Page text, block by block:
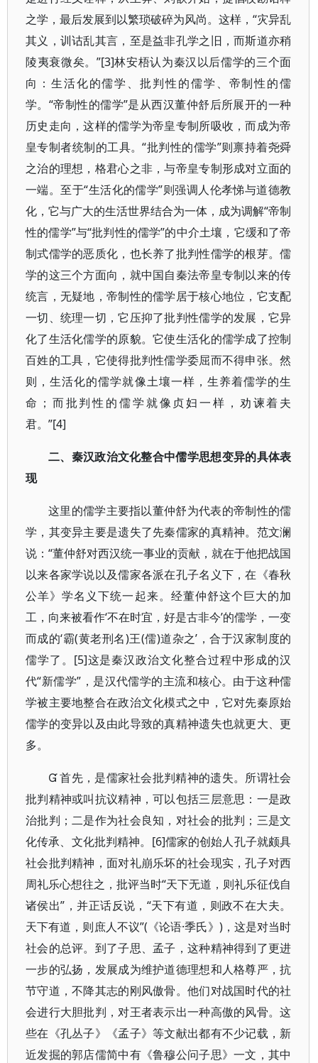
之学，最后发展到以繁琐破碎为风尚。这样，“灾异乱
其义，训诂乱其言，至是益非孔学之旧，而斯道亦稍
陵夷衰微矣。”[3]林安梧认为秦汉以后儒学的三个面
向：生活化的儒学、批判性的儒学、帝制性的儒
学。“帝制性的儒学”是从西汉董仲舒后所展开的一种
历史走向，这样的儒学为帝皇专制所吸收，而成为帝
皇专制者统制的工具。“批判性的儒学”则禀持着尧舜
之治的理想，格君心之非，与帝皇专制形成对立面的
一端。至于“生活化的儒学”则强调人伦孝悌与道德教
化，它与广大的生活世界结合为一体，成为调解“帝制
性的儒学”与“批判性的儒学”的中介土壤，它缓和了帝
制式儒学的恶质化，也长养了批判性儒学的根芽。儒
学的这三个方面向，就中国自秦法帝皇专制以来的传
统言，无疑地，帝制性的儒学居于核心地位，它支配
一切、统理一切，它压抑了批判性儒学的发展，它异
化了生活化儒学的原貌。它使生活化的儒学成了控制
百姓的工具，它使得批判性儒学委屈而不得申张。然
则，生活化的儒学就像土壤一样，生养着儒学的生
命；而批判性的儒学就像贞妇一样，劝谏着夫
君。”[4]
二、秦汉政治文化整合中儒学思想变异的具体表
现
这里的儒学主要指以董仲舒为代表的帝制性的儒
学，其变异主要是遗失了先秦儒家的真精神。范文澜
说：“董仲舒对西汉统一事业的贡献，就在于他把战国
以来各家学说以及儒家各派在孔子名义下，在《春秋
公羊》学名义下统一起来。经董仲舒这个巨大的加
工，向来被看作‘不在时宜，好是古非今’的儒学，一变
而成的‘霸(黄老刑名)王(儒)道杂之’，合于汉家制度的
儒学了。[5]这是秦汉政治文化整合过程中形成的汉
代“新儒学”，是汉代儒学的主流和核心。由于这种儒
学被主要地整合在政治文化模式之中，它对先秦原始
儒学的变异以及由此导致的真精神遗失也就更大、更
多。
 首先，是儒家社会批判精神的遗失。所谓社会
批判精神或叫抗议精神，可以包括三层意思：一是政
治批判；二是作为社会良知，对社会的批判；三是文
化传承、文化批判精神。[6]儒家的创始人孔子就颇具
社会批判精神，面对礼崩乐坏的社会现实，孔子对西
周礼乐心想往之，批评当时“天下无道，则礼乐征伐自
诸侯出”，并正话反说，“天下有道，则政不在大夫。
天下有道，则庶人不议”(《论语·季氏》)，这是对当时
社会的总评。到了子思、孟子，这种精神得到了更进
一步的弘扬，发展成为维护道德理想和人格尊严，抗
节守道，不降其志的刚风傲骨。他们对战国时代的社
会进行大胆批判，对王者表示出一种高傲的风骨。这
些在《孔丛子》《孟子》等文献出都有不少记载，新
近发掘的郭店儒简中有《鲁穆公问子思》一文，其中